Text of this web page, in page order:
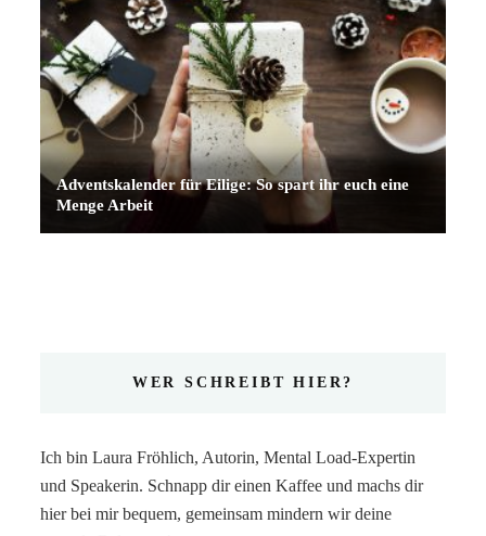
Adventskalender für Eilige: So spart ihr euch eine
Menge Arbeit
WER SCHREIBT HIER?
Ich bin Laura Fröhlich, Autorin, Mental Load-Expertin
und Speakerin. Schnapp dir einen Kaffee und machs dir
hier bei mir bequem, gemeinsam mindern wir deine